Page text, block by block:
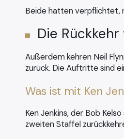
Beide hatten verpflichtet,
Die
Außerdem kehren Neil
zurück. Die Auftritte sind
Was ist mit Ken
Ken Jenkins, der Bob
zweiten Staffel